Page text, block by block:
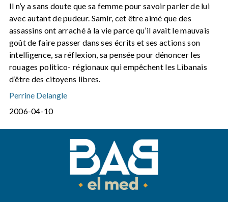
Il n’y a sans doute que sa femme pour savoir parler de lui
avec autant de pudeur. Samir, cet être aimé que des
assassins ont arraché à la vie parce qu’il avait le mauvais
goût de faire passer dans ses écrits et ses actions son
intelligence, sa réflexion, sa pensée pour dénoncer les
rouages politico- régionaux qui empêchent les Libanais
d’être des citoyens libres.
Perrine Delangle
2006-04-10